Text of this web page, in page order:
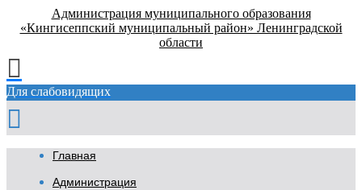
Администрация муниципального образования
«Кингисеппский муниципальный район» Ленинградской
области
Для слабовидящих
Главная
Администрация